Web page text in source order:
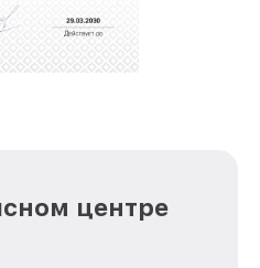
центре